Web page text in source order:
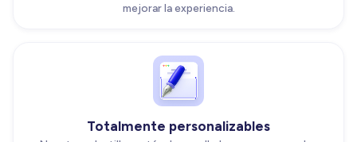
mejorar la experiencia.
Totalmente personalizables